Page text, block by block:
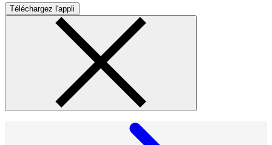
Téléchargez l'appli